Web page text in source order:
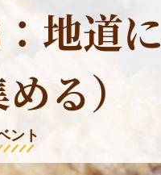
地道
る）
ント